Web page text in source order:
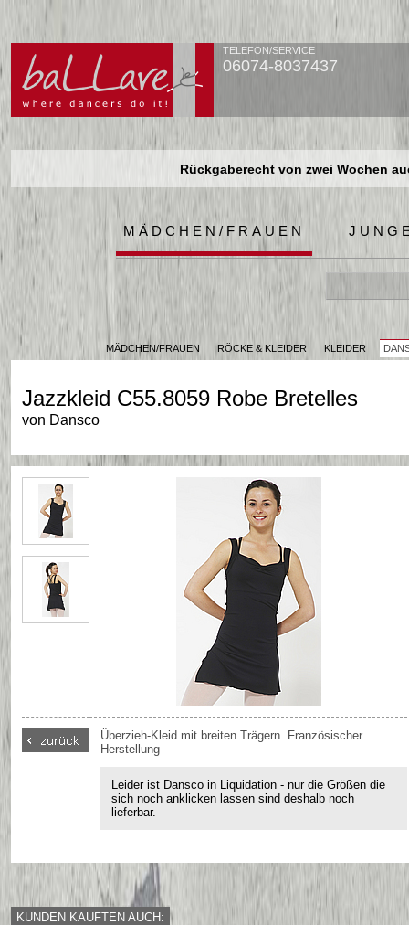
TELEFON/SERVICE
06074-8037437
Rückgaberecht von zwei Wochen
Rückgaberecht von zwei Wochen
MÄDCHEN/FRAUEN
MÄDCHEN/FRAUEN RÖCKE & KLEIDER KLEIDER
Jazzkleid C55.8059 Robe Bretelles
von Dansco
Überzieh-Kleid mit breiten Trägern. Französischer
Herstellung
Leider ist Dansco in Liquidation - nur die Größen die
sich noch anklicken lassen sind deshalb noch
lieferbar.
KUNDEN KAUFTEN AUCH: